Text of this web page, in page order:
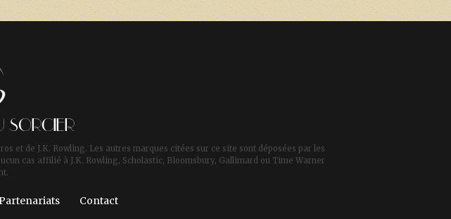
SORCIER
et de J.K. Rowling. Les autres marques citées sur ce site sont déposées par les
cas affilié à J.K. Rowling, Scholastic, Bloomsbury, Gallimard ou Time Warner
Contact